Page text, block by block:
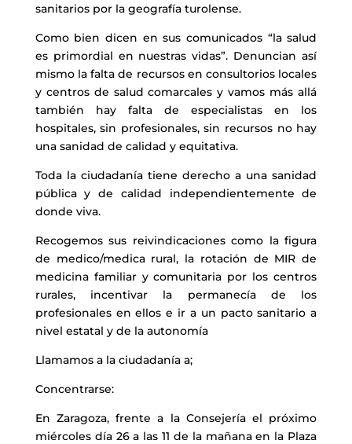
sanitarios por la geografía turolense.
Como bien dicen en sus comunicados “la salud
es primordial en nuestras vidas”. Denuncian así
mismo la falta de recursos en consultorios locales
y centros de salud comarcales y vamos más allá
también hay falta de especialistas en los
hospitales, sin profesionales, sin recursos no hay
una sanidad de calidad y equitativa.
Toda la ciudadanía tiene derecho a una sanidad
pública y de calidad independientemente de
donde viva.
Recogemos sus reivindicaciones como la figura
de medico/medica rural, la rotación de MIR de
medicina familiar y comunitaria por los centros
rurales, incentivar la permanecía de los
profesionales en ellos e ir a un pacto sanitario a
nivel estatal y de la autonomía
Llamamos a la ciudadanía a;
Concentrarse:
En Zaragoza, frente a la Consejería el próximo
miércoles día 26 a las 11 de la mañana en la Plaza